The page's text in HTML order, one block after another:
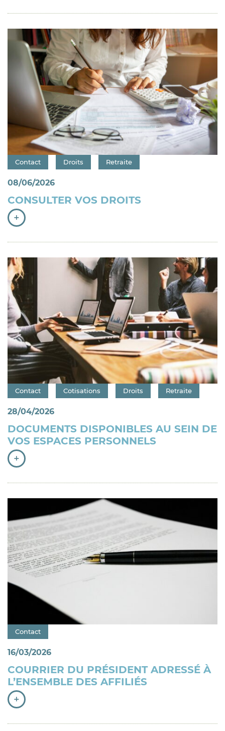
Catégorie : "
Contact Droits Retraite
08/06/2026
CONSULTER VOS DROITS
+
Catégorie : "
Contact Cotisations Droits Retraite
28/04/2026
DOCUMENTS DISPONIBLES AU SEIN DE
VOS ESPACES PERSONNELS
+
Catégorie : "
Contact
16/03/2026
COURRIER DU PRÉSIDENT ADRESSÉ À
L’ENSEMBLE DES AFFILIÉS
+